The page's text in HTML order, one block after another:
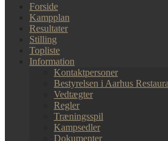
Forside
Kampplan
Resultater
Stilling
Topliste
Information
Kontaktpersoner
Bestyrelsen i Aarhus
Vedtægter
Regler
Træningsspil
Kampsedler
Dokumenter